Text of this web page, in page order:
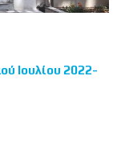
Ιουλίου 2022-